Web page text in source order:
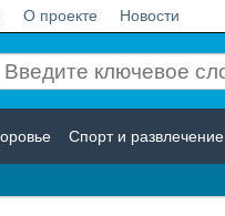
О проекте Новости
Спорт и развлечение